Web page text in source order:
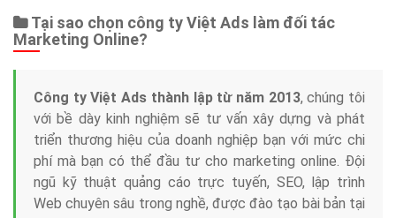
Tại sao chọn công ty Việt Ads làm đối tác
Marketing Online?
Công ty Việt Ads thành lập từ năm 2013, chúng tôi
với bề dày kinh nghiệm sẽ tư vấn xây dựng và phát
triển thương hiệu của doanh nghiệp bạn với mức chi
phí mà bạn có thể đầu tư cho marketing online. Đội
ngũ kỹ thuật quảng cáo trực tuyến, SEO, lập trình
Web chuyên sâu trong nghề, được đào tạo bài bản tại